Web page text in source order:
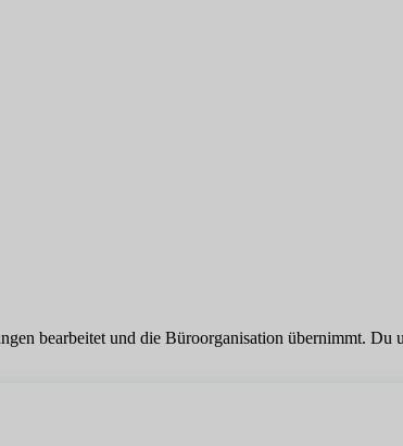
bearbeitet und die Büroorganisation übernimmt.